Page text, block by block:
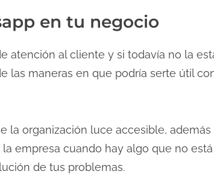
en tu negocio
atención al cliente y si todavía no la
las maneras en que podría serte útil
la organización luce accesible,
empresa cuando hay algo que no
de tus problemas.